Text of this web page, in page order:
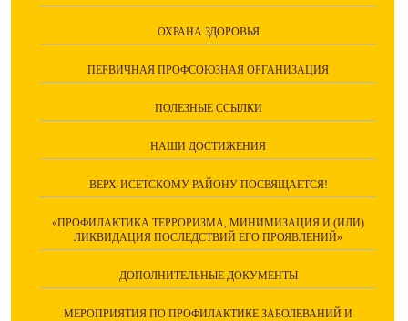
ОХРАНА ЗДОРОВЬЯ
ПЕРВИЧНАЯ ПРОФСОЮЗНАЯ ОРГАНИЗАЦИЯ
ПОЛЕЗНЫЕ ССЫЛКИ
НАШИ ДОСТИЖЕНИЯ
ВЕРХ-ИСЕТСКОМУ РАЙОНУ ПОСВЯЩАЕТСЯ!
«ПРОФИЛАКТИКА ТЕРРОРИЗМА, МИНИМИЗАЦИЯ И (ИЛИ)
ЛИКВИДАЦИЯ ПОСЛЕДСТВИЙ ЕГО ПРОЯВЛЕНИЙ»
ДОПОЛНИТЕЛЬНЫЕ ДОКУМЕНТЫ
МЕРОПРИЯТИЯ ПО ПРОФИЛАКТИКЕ ЗАБОЛЕВАНИЙ И